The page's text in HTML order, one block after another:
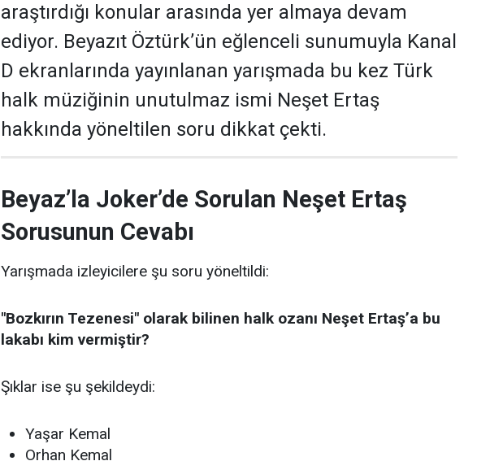
araştırdığı konular arasında yer almaya devam
ediyor. Beyazıt Öztürk’ün eğlenceli sunumuyla Kanal
D ekranlarında yayınlanan yarışmada bu kez Türk
halk müziğinin unutulmaz ismi Neşet Ertaş
hakkında yöneltilen soru dikkat çekti.
Beyaz’la Joker’de Sorulan Neşet Ertaş
Sorusunun Cevabı
Yarışmada izleyicilere şu soru yöneltildi:
"Bozkırın Tezenesi" olarak bilinen halk ozanı Neşet Ertaş’a bu
lakabı kim vermiştir?
Şıklar ise şu şekildeydi:
Yaşar Kemal
Orhan Kemal